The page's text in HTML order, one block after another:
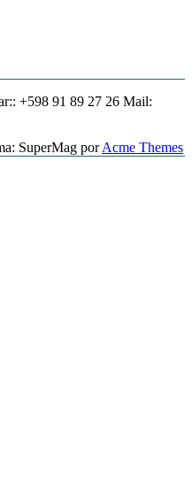
+598 91 89 27 26 Mail:
SuperMag porAcme Themes